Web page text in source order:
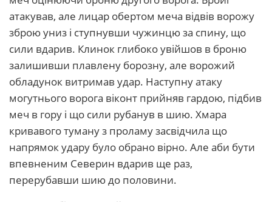
атакував, але лицар обертом меча відвів ворожу
зброю униз і ступнувши чужинцю за спину, що
сили вдарив. Клинок глибоко увійшов в броню
залишивши плавлену борозну, але ворожий
обладунок витримав удар. Наступну атаку
могутнього ворога віконт прийняв гардою, підбив
меч в гору і що сили рубанув в шию. Хмара
кривавого туману з проламу засвідчила що
напрямок удару було обрано вірно. Але аби бути
впевненим Северин вдарив ще раз,
перерубавши шию до половини.